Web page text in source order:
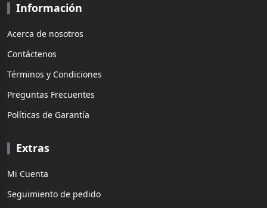
Información
Acerca de nosotros
Contáctenos
Términos y Condiciones
Preguntas Frecuentes
Políticas de Garantía
Extras
Mi Cuenta
Seguimiento de pedido